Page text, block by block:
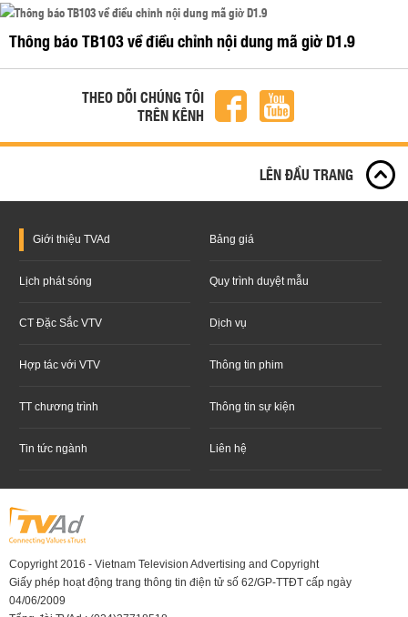
Thông báo TB103 về điều chỉnh nội dung mã giờ D1.9
THEO DÕI CHÚNG TÔI
TRÊN KÊNH
LÊN ĐẦU TRANG
Giới thiệu TVAd Bảng giá
Lịch phát sóng Quy trình duyệt mẫu
CT Đặc Sắc VTV Dịch vụ
Hợp tác với VTV Thông tin phim
TT chương trình Thông tin sự kiện
Tin tức ngành Liên hệ
Copyright 2016 - Vietnam Television Advertising and Copyright
Giấy phép hoạt động trang thông tin điện tử số 62/GP-TTĐT cấp ngày
04/06/2009